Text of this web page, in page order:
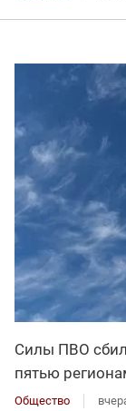
Силы ПВО
пятью
Общество